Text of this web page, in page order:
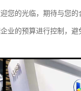
您的光临，期待与您的
业的预算进行控制，